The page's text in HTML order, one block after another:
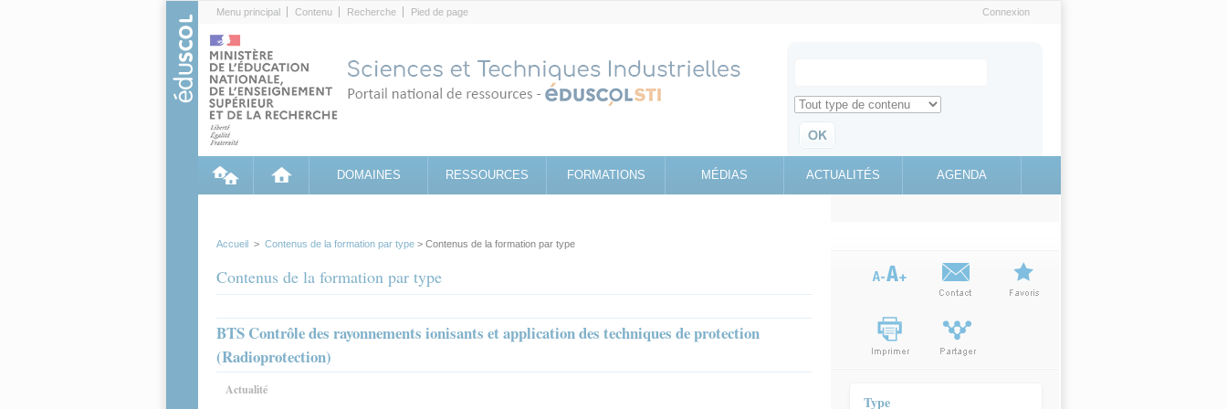
Menu principal Contenu Recherche Pied de page Connexion
Search for
Retrouvez toute l'information sur le site education.gouv.fr
DOMAINES RESSOURCES FORMATIONS MÉDIAS ACTUALITÉS AGENDA
Accueil > Contenus de la formation par type > Contenus de la formation par type
Contenus de la formation par type
BTS Contrôle des rayonnements ionisants et application des techniques de protection
(Radioprotection)
Actualité
Type